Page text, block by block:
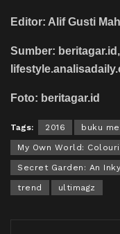
Editor: Alif Gusti
Sumber:
Foto: beritagar.id
Tags: 2016 buku
My Own World:
Secret Garden: An
trend ultimagz